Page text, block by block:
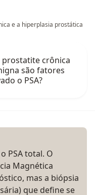
e a hiperplasia prostática
prostatite crônica
são fatores
o PSA?
PSA total. O
Magnética
mas a biópsia
que define se